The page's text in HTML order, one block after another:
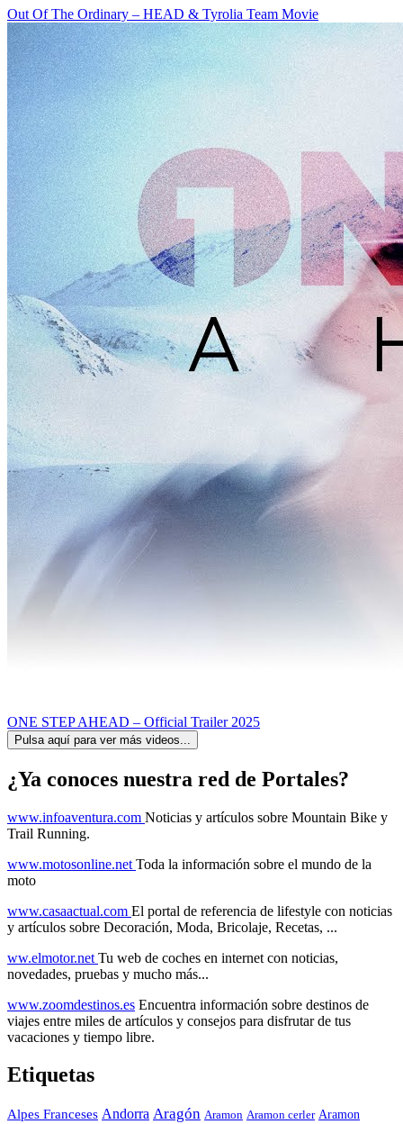
Out Of The Ordinary – HEAD & Tyrolia Team Movie
ONE STEP AHEAD – Official Trailer 2025
Pulsa aquí para ver más videos...
¿Ya conoces nuestra red de Portales?
www.infoaventura.com Noticias y artículos sobre Mountain Bike y
Trail Running.
www.motosonline.net Toda la información sobre el mundo de la
moto
www.casaactual.com El portal de referencia de lifestyle con noticias
y artículos sobre Decoración, Moda, Bricolaje, Recetas, ...
ww.elmotor.net Tu web de coches en internet con noticias,
novedades, pruebas y mucho más...
www.zoomdestinos.es Encuentra información sobre destinos de
viajes entre miles de artículos y consejos para disfrutar de tus
vacaciones y tiempo libre.
Etiquetas
Alpes Franceses Andorra Aragón Aramon Aramon cerler Aramon